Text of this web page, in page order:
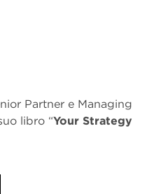
Partner e Managing
libro “Your Strategy